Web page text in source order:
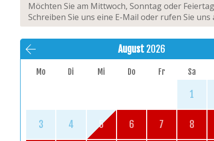
Möchten Sie am Mittwoch, Sonntag oder
Schreiben Sie uns eine E-Mail oder rufen Sie
August 2026
Mo Di Mi Do Fr Sa
1
3 4 5 6 7 8